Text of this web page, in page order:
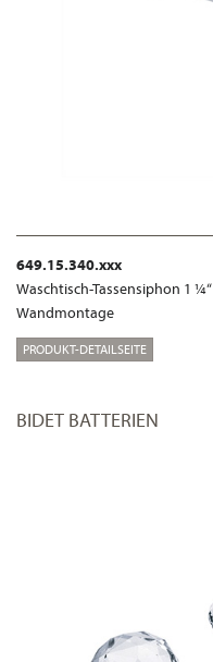
649.15.340.xxx
Waschtisch-Tassensiphon 1 ¼“
Wandmontage
PRODUKT-DETAILSEITE
BIDET BATTERIEN